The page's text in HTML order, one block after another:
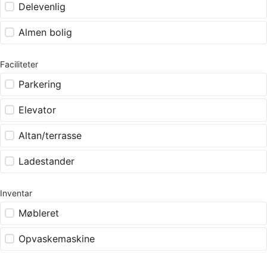
Delevenlig
Almen bolig
Faciliteter
Parkering
Elevator
Altan/terrasse
Ladestander
Inventar
Møbleret
Opvaskemaskine